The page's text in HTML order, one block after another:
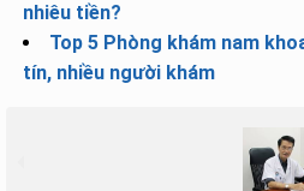
nhiêu tiền?
Top 5 Phòng khám nam
tín, nhiều người khám